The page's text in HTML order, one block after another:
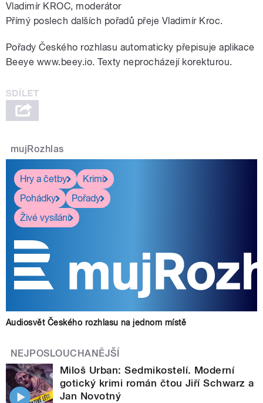
Vladimír KROC, moderátor
Přímý poslech dalších pořadů přeje Vladimír Kroc.
Pořady Českého rozhlasu automaticky přepisuje aplikace
Beeye www.beey.io. Texty neprocházejí korekturou.
mujRozhlas
Hry a četby
Krimi
Pohádky
Pořady
Živé vysílání
Audiosvět Českého rozhlasu na jednom místě
NEJPOSLOUCHANĚJŠÍ
Miloš Urban: Sedmikostelí. Moderní
gotický krimi román čtou Jiří Schwarz a
Jan Novotný